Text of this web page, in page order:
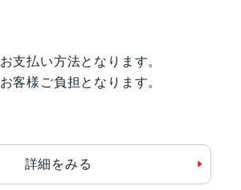
支払い方法となります。
客様ご負担となります。
詳細をみる